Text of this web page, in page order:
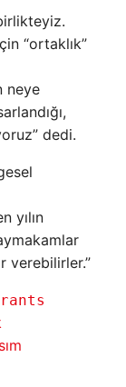
“ortaklık”
neye
dedi.
yılın
verebilirler.”